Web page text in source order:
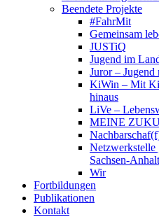
Beendete Projekte
#FahrMit
Gemeinsam
JUSTiQ
Jugend im
Juror –
KiWin – Mit
hinaus
LiVe –
MEINE
Netzwerkstelle
Sachsen-Anhalt
Wir
Fortbildungen
Publikationen
Kontakt